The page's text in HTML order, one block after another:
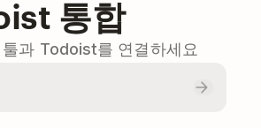
통합
과 Todoist를 연결하세요